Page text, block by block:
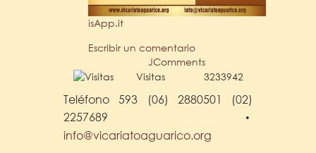
isApp.it
Escribir un comentario
JComments
Visitas
3233942
Teléfono 593 (06) 2880501 (02)
2257689 •
info@vicariatoaguarico.org